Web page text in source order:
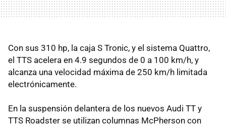
Con sus 310 hp, la caja S Tronic, y el sistema Quattro,
el TTS acelera en 4.9 segundos de 0 a 100 km/h, y
alcanza una velocidad máxima de 250 km/h limitada
electrónicamente.
En la suspensión delantera de los nuevos Audi TT y
TTS Roadster se utilizan columnas McPherson con